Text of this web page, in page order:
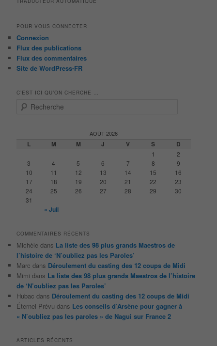
POUR VOUS CONNECTER
Connexion
Flux des publications
Flux des commentaires
Site de WordPress-FR
C’EST ICI QU’ON CHERCHE …
AOÛT 2026
L M M J V S D
1
2
3
4 5 6 7 8
9
10
11 12 13 14 15
16
17
18 19 20 21 22
23
24
25 26 27 28 29
30
31
« Juil
COMMENTAIRES RÉCENTS
Michèle dans La liste des 98 plus grands Maestros de
l’histoire de ‘N’oubliez pas les Paroles’
Marc dans Déroulement du casting des 12 coups de Midi
Mimi dans La liste des 98 plus grands Maestros de l’histoire
de ‘N’oubliez pas les Paroles’
Hubac dans Déroulement du casting des 12 coups de Midi
Éternel Prévu dans Les conseils d’Arsène pour gagner à
« N’oubliez pas les paroles » de Nagui sur France 2
ARTICLES RÉCENTS